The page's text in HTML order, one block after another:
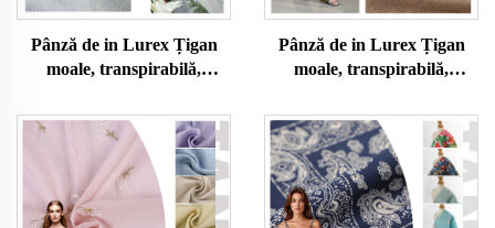
Pânză de in Lurex Țigan
moale, transpirabilă,
pielea, pentru îmbrăcăminte
de femeie și bărbat, pânză
pentru confecții
Pânză de in Lurex Țigan
moale, transpirabilă,
pielea, pentru îmbrăcăminte
de femeie și bărbat, pânză
pentru confecții